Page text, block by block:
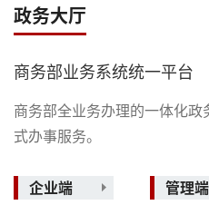
政务大厅
商务部业务系统统一平台
商务部全业务办理的一体化
式办事服务。
企业端 管理端